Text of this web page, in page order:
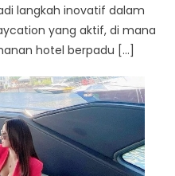
langkah inovatif dalam
yang aktif, di mana
hotel berpadu […]